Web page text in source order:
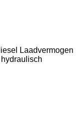
Laadvermogen
hydraulisch